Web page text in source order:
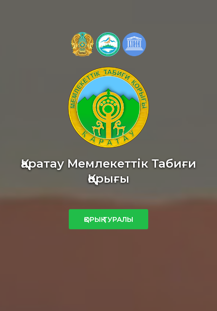
Қаратау Мемлекеттік Табиғи
Қорығы
ҚОРЫҚ ТУРАЛЫ